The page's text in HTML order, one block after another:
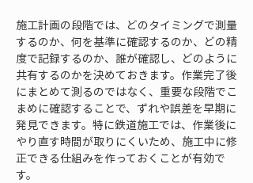
施工計画の段階では、どのタイミングで測量
するのか、何を基準に確認するのか、どの精
度で記録するのか、誰が確認し、どのように
共有するのかを決めておきます。作業完了後
にまとめて測るのではなく、重要な段階でこ
まめに確認することで、ずれや誤差を早期に
発見できます。特に鉄道施工では、作業後に
やり直す時間が取りにくいため、施工中に修
正できる仕組みを作っておくことが有効で
す。